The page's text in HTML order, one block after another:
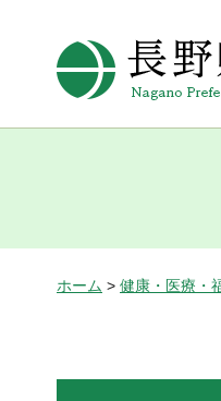
ホーム > 健康・医療・